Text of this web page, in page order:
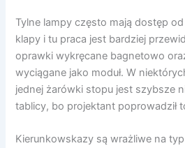
Tylne lampy często mają dostęp
klapy i tu praca jest bardziej
oprawki wykręcane bagnetowo
wyciągane jako moduł. W
jednej żarówki stopu jest szybsze
tablicy, bo projektant poprowadził
Kierunkowskazy są wrażliwe na typ